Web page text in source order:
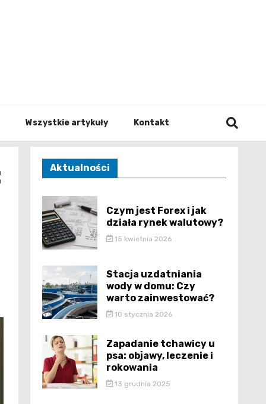
Wszystkie artykuły Kontakt
Aktualności
Czym jest Forex i jak
działa rynek walutowy?
15 kwietnia 2026
Stacja uzdatniania
wody w domu: Czy
warto zainwestować?
10 stycznia 2026
Zapadanie tchawicy u
psa: objawy, leczenie i
rokowania
13 grudnia 2025